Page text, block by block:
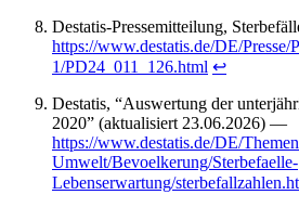
Destatis-Pressemitteilung,
https://www.destatis.de/DE/Presse/
1/PD24_011_126.html ↩︎
Destatis, “Auswertung der
2020” (aktualisiert 23.06.2026) —
https://www.destatis.de/DE/
Umwelt/Bevoelkerung/Sterbefaelle-
Lebenserwartung/